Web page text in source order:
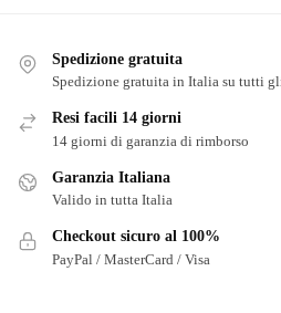
Spedizione gratuita
Spedizione gratuita in Italia su tutti
Resi facili 14 giorni
14 giorni di garanzia di rimborso
Garanzia Italiana
Valido in tutta Italia
Checkout sicuro al 100%
PayPal / MasterCard / Visa